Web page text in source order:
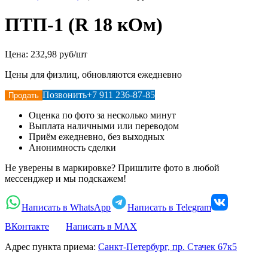
ПТП-1 (R 18 кОм)
Цена: 232,98 руб/шт
Цены для физлиц, обновляются ежедневно
Продать Позвонить+7 911 236-87-85
Оценка по фото за несколько минут
Выплата наличными или переводом
Приём ежедневно, без выходных
Анонимность сделки
Не уверены в маркировке? Пришлите фото в любой
мессенджер и мы подскажем!
Написать в WhatsApp
Написать в Telegram
ВКонтакте
Написать в MAX
Адрес пункта приема: Санкт-Петербург, пр. Стачек 67к5